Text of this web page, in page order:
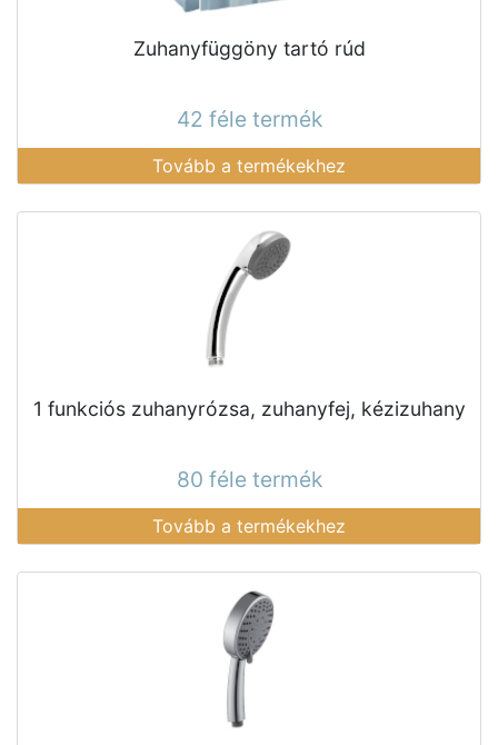
Zuhanyfüggöny tartó rúd
42 féle termék
Tovább a termékekhez
1 funkciós zuhanyrózsa, zuhanyfej, kézizuhany
80 féle termék
Tovább a termékekhez